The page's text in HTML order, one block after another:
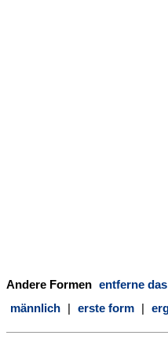
Andere Formen entferne
männlich | erste form |